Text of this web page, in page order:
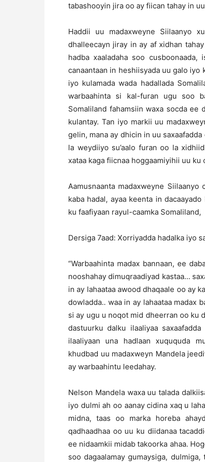
tabashooyin jira oo ay fiican tahay in
Haddii uu madaxweyne Siilaanyo
dhalleecayn jiray in ay af xidhan
hadba xaaladaha soo
canaantaan in heshiisyada uu galo iyo
iyo kulamada wada hadallada
warbaahinta si kal-furan ugu soo
Somaliland fahamsiin waxa socda ee
kulantay. Tan iyo markii uu
gelin, mana ay dhicin in uu
la weydiiyo su’aalo furan oo la
xataa kaga fiicnaa hoggaamiyihii uu ku
Aamusnaanta madaxweyne
kaba hadal, ayaa keenta in
ku faafiyaan rayul-caamka
Dersiga 7aad: Xorriyadda hadalka iyo
“Warbaahinta madax bannaan, ee
nooshahay dimuqraadiyad kastaa…
in ay lahaataa awood dhaqaale oo ay
dowladda.. waa in ay lahaataa madax
si ay ugu u noqot mid dheerran oo ku
dastuurku dalku ilaaliyaa
ilaaliyaan una hadlaan xuququda
khudbad uu madaxweyn Mandela
ay warbaahintu leedahay.
Nelson Mandela waxa uu talada
iyo dulmi ah oo aanay cidina xaq u
midna, taas oo marka horeba
qadhaadhaa oo uu ku diidanaa
ee nidaamkii midab takoorka ahaa.
soo dagaalamay gumaysiga,